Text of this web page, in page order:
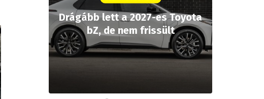
Drágább lett a 2027-es Toyota
bZ, de nem frissült